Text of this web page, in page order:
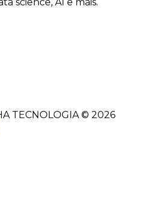
science, AI e mais.
TECNOLOGIA© 2026